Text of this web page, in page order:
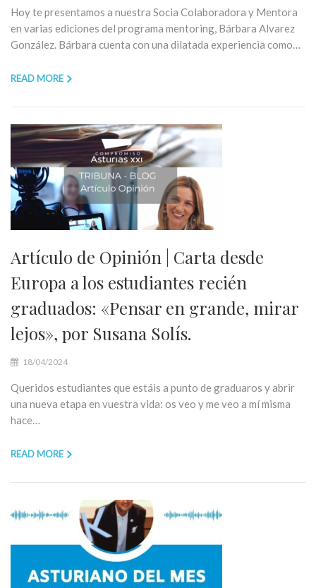
Hoy te presentamos a nuestra Socia Colaboradora y Mentora
en varias ediciones del programa mentoring, Bárbara Alvarez
González. Bárbara cuenta con una dilatada experiencia como…
READ MORE
Artículo de Opinión | Carta desde
Europa a los estudiantes recién
graduados: «Pensar en grande, mirar
lejos», por Susana Solís.
18/04/2024
Queridos estudiantes que estáis a punto de graduaros y abrir
una nueva etapa en vuestra vida: os veo y me veo a mí misma
hace…
READ MORE